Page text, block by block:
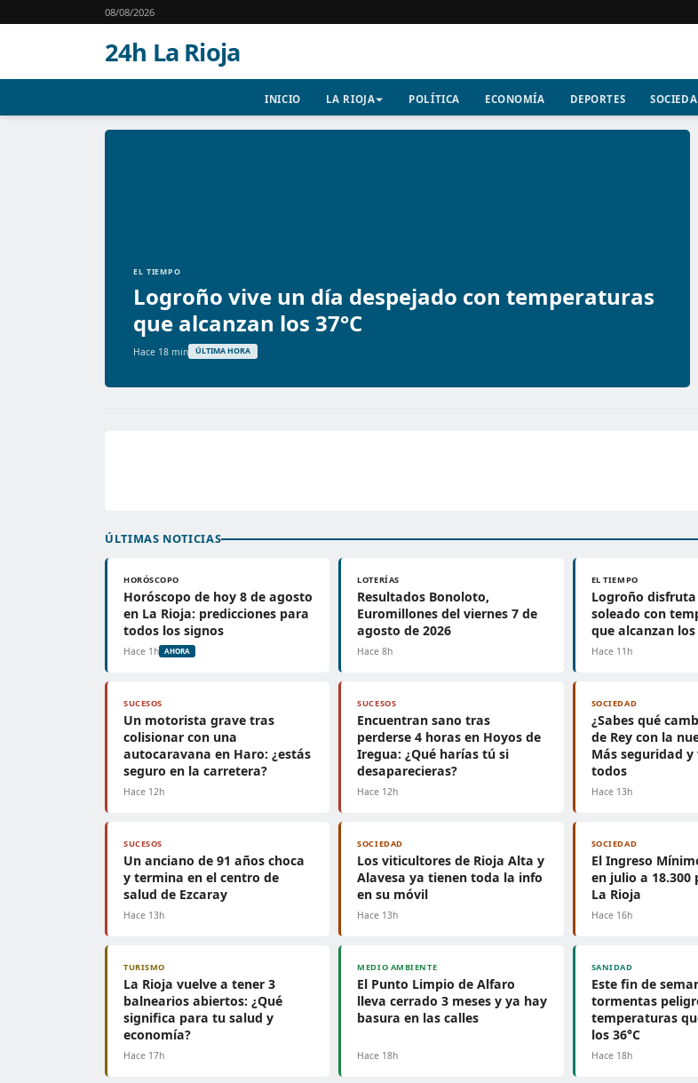
08/08/2026
24h La Rioja
INICIO LA RIOJA POLÍTICA ECONOMÍA DEPORTES
EL TIEMPO
Logroño vive un día despejado con temperaturas
que alcanzan los 37°C
Hace 18 min ÚLTIMA HORA
ÚLTIMAS NOTICIAS
HORÓSCOPO
Horóscopo de hoy 8 de agosto
en La Rioja: predicciones para
todos los signos
Hace 1h AHORA
LOTERÍAS
Resultados Bonoloto,
Euromillones del viernes 7 de
agosto de 2026
Hace 8h
EL TIEMPO
Logroño
soleado con
que alcanzan los
Hace 11h
SUCESOS
Un motorista grave tras
colisionar con una
autocaravana en Haro: ¿estás
seguro en la carretera?
Hace 12h
SUCESOS
Encuentran sano tras
perderse 4 horas en Hoyos de
Iregua: ¿Qué harías tú si
desaparecieras?
Hace 12h
SOCIEDAD
¿Sabes qué
de Rey con la
Más seguridad
todos
Hace 13h
SUCESOS
Un anciano de 91 años choca
y termina en el centro de
salud de Ezcaray
Hace 13h
SOCIEDAD
Los viticultores de Rioja Alta y
Alavesa ya tienen toda la info
en su móvil
Hace 13h
SOCIEDAD
El Ingreso
en julio a 18.300
La Rioja
Hace 16h
TURISMO
La Rioja vuelve a tener 3
balnearios abiertos: ¿Qué
significa para tu salud y
economía?
Hace 17h
MEDIO AMBIENTE
El Punto Limpio de Alfaro
lleva cerrado 3 meses y ya hay
basura en las calles
Hace 18h
SANIDAD
Este fin de
tormentas
temperaturas
los 36°C
Hace 18h